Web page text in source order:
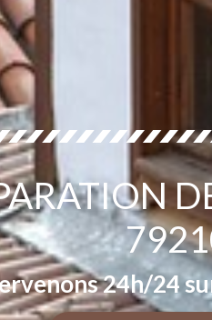
24h/24